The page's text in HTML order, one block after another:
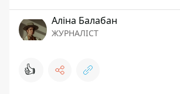
Аліна Балабан
ЖУРНАЛІСТ
👍